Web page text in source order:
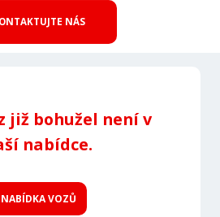
NÁS
již bohužel není v
nabídce.
NABÍDKA VOZŮ